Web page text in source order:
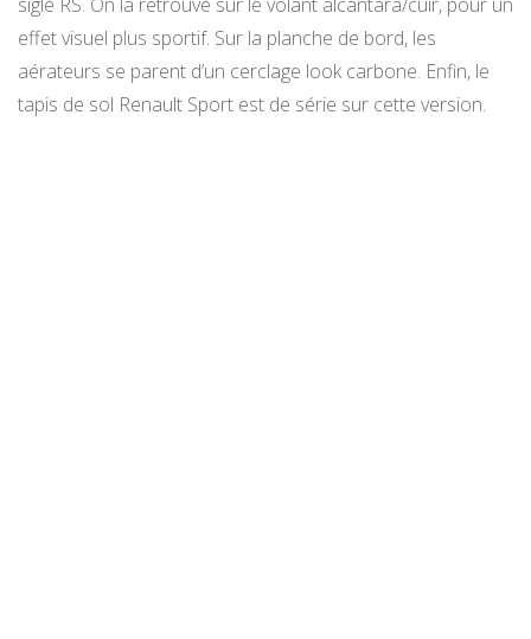
effet visuel plus sportif. Sur la planche de bord, les
aérateurs se parent d’un cerclage look carbone. Enfin, le
tapis de sol Renault Sport est de série sur cette version.